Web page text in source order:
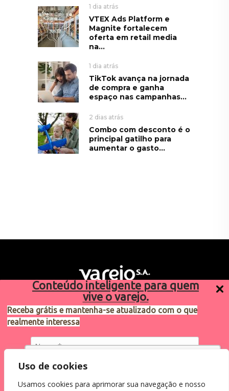
Conteúdo inteligente para quem
vive o varejo.
Receba grátis e mantenha-se atualizado com o que
realmente interessa
Eu concordo em receber comunicações.
Utilizamos cookies para oferecer melhor
como você interage em nosso site e
Uso de cookies
Usamos cookies para aprimorar sua navegação e nosso
1 dia atrás
VTEX Ads Platform e
Magnite fortalecem
oferta em retail media
na...
1 dia atrás
TikTok avança na jornada
de compra e ganha
espaço nas campanhas...
2 dias atrás
Combo com desconto é o
principal gatilho para
aumentar o gasto...
Sugestões de pauta
varejosa@cndl.org.br